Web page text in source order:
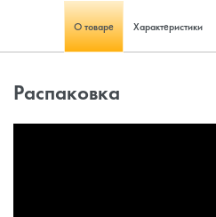
О товаре Характеристики
Распаковка